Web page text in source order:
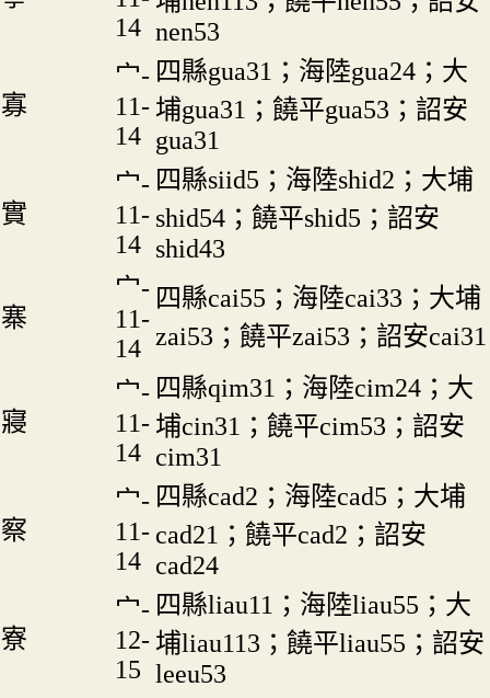
14 nen53
寡
宀-
11-
14
四縣gua31；海陸gua24；大
埔gua31；饒平gua53；詔安
gua31
實
宀-
11-
14
四縣siid5；海陸shid2；大埔
shid54；饒平shid5；詔安
shid43
寨
宀-
11-
14
四縣cai55；海陸cai33；大埔
zai53；饒平zai53；詔安cai31
寢
宀-
11-
14
四縣qim31；海陸cim24；大
埔cin31；饒平cim53；詔安
cim31
察
宀-
11-
14
四縣cad2；海陸cad5；大埔
cad21；饒平cad2；詔安
cad24
寮
宀-
12-
15
四縣liau11；海陸liau55；大
埔liau113；饒平liau55；詔安
leeu53